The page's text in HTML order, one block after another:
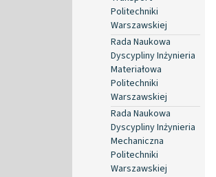
Politechniki
Warszawskiej
Rada Naukowa
Dyscypliny Inżynieria
Materiałowa
Politechniki
Warszawskiej
Rada Naukowa
Dyscypliny Inżynieria
Mechaniczna
Politechniki
Warszawskiej